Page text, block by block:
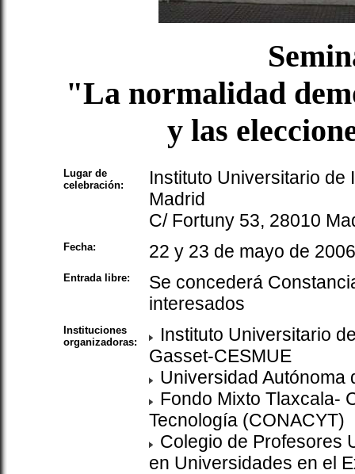
"La normalidad
y las
Lugar de
celebración:
Instituto Universitario de
Madrid
C/ Fortuny 53, 28010
Fecha: 22 y 23 de mayo de
Entrada libre:
Se concederá
interesados
Instituciones
organizadoras:
Instituto Universitario
Gasset-CESMUE
Universidad Autónoma
Fondo Mixto Tlaxcala-
Tecnología (CONACYT)
Colegio de Profesores
en Universidades en el